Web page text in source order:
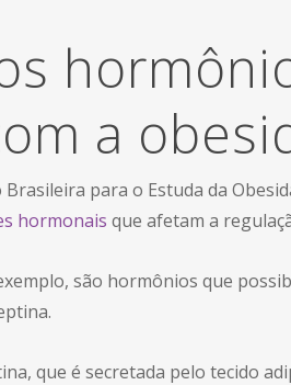
a
para o Estuda da
hormonais que afetam a
são hormônios que
que é secretada pelo tecido